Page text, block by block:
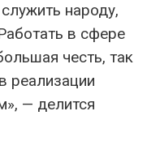
народу,
в сфере
честь, так
реализации
— делится